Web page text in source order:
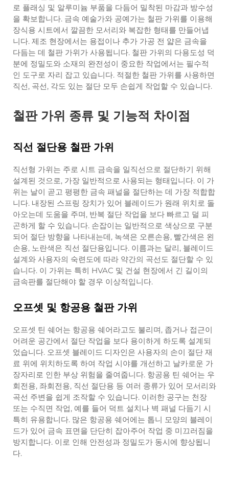
로 플래싱 및 알루미늄 부품을 다듬어 밀착된 마감과 방수성
을 확보합니다. 금속 예술가와 공예가는 철판 가위를 이용해
장식용 시트에서 깔끔한 모서리와 복잡한 형태를 만들어냅
니다. 제조 현장에서는 용접이나 추가 가공 전 얇은 금속을
다듬는 데 철판 가위가 사용됩니다. 철판 가위의 다용도성 덕
분에 정밀도와 소재의 완전성이 중요한 작업에서는 필수적
인 도구로 자리 잡고 있습니다. 적절한 철판 가위를 사용하면
직선, 곡선, 각도 있는 절단 모두 손쉽게 작업할 수 있습니다.
철판 가위 종류 및 기능적 차이점
직선 절단용 철판 가위
직선형 가위는 주로 시트 금속을 일직선으로 절단하기 위해
설계된 것으로, 가장 일반적으로 사용되는 형태입니다. 이 가
위는 날이 곧고 평평한 금속 패널을 절단하는 데 가장 적합합
니다. 내장된 스프링 장치가 있어 블레이드가 원래 위치로 돌
아오는데 도움을 주며, 반복 절단 작업을 보다 빠르고 덜 피
곤하게 할 수 있습니다. 손잡이는 일반적으로 색상으로 구분
되어 절단 방향을 나타내는데, 녹색은 오른손용, 빨간색은 왼
손용, 노란색은 직선 절단용입니다. 이름과는 달리, 블레이드
설계와 사용자의 숙련도에 따라 약간의 곡선도 절단할 수 있
습니다. 이 가위는 특히 HVAC 및 건설 현장에서 긴 길이의
금속판를 절단해야 할 경우 이상적입니다.
오프셋 및 항공용 철판 가위
오프셋 틴 쉐어는 항공용 쉐어라고도 불리며, 좁거나 접근이
어려운 공간에서 절단 작업을 보다 용이하게 하도록 설계되
었습니다. 오프셋 블레이드 디자인은 사용자의 손이 절단 재
료 위에 위치하도록 하여 작업 시야를 개선하고 날카로운 가
장자리로 인한 부상 위험을 줄여줍니다. 항공용 틴 쉐어는 우
회전용, 좌회전용, 직선 절단용 등 여러 종류가 있어 모서리와
곡선 주변을 쉽게 조작할 수 있습니다. 이러한 공구는 천장
또는 수직면 작업, 예를 들어 덕트 설치나 벽 패널 다듬기 시
특히 유용합니다. 많은 항공용 쉐어에는 톱니 모양의 블레이
드가 있어 금속 표면을 단단히 잡아주어 작업 중 미끄러짐을
방지합니다. 이로 인해 안전성과 정밀도가 동시에 향상됩니
다.